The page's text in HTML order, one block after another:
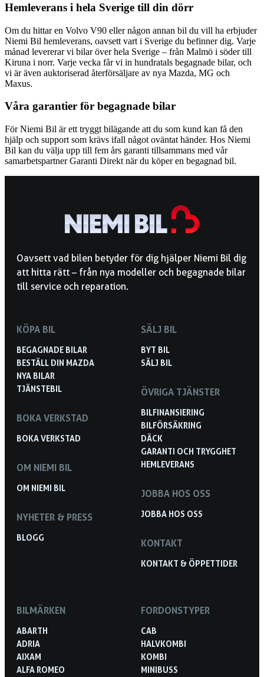
Hemleverans i hela Sverige till din dörr
Om du hittar en Volvo V90 eller någon annan bil du vill ha erbjuder
Niemi Bil hemleverans, oavsett vart i Sverige du befinner dig. Varje
månad levererar vi bilar över hela Sverige – från Malmö i söder till
Kiruna i norr. Varje vecka får vi in hundratals begagnade bilar, och
vi är även auktoriserad återförsäljare av nya Mazda, MG och
Maxus.
Våra garantier för begagnade bilar
För Niemi Bil är ett tryggt bilägande att du som kund kan få den
hjälp och support som krävs ifall något oväntat händer. Hos Niemi
Bil kan du välja upp till fem års garanti tillsammans med vår
samarbetspartner Garanti Direkt när du köper en begagnad bil.
Oavsett vad bilen betyder för dig hjälper Niemi Bil dig
att hitta rätt – från nya modeller och begagnade bilar
till service och reparation.
KÖPA BIL
BEGAGNADE BILAR
BESTÄLL DIN MAZDA
NYA BILAR
TJÄNSTEBIL
BOKA VERKSTAD
BOKA VERKSTAD
OM NIEMI BIL
OM NIEMI BIL
NYHETER & PRESS
BLOGG
SÄLJ BIL
BYT BIL
SÄLJ BIL
ÖVRIGA TJÄNSTER
BILFINANSIERING
BILFÖRSÄKRING
DÄCK
GARANTI OCH TRYGGHET
HEMLEVERANS
JOBBA HOS OSS
JOBBA HOS OSS
KONTAKT
KONTAKT & ÖPPETTIDER
BILMÄRKEN
ABARTH
ADRIA
AIXAM
ALFA ROMEO
FORDONSTYPER
CAB
HALVKOMBI
KOMBI
MINIBUSS